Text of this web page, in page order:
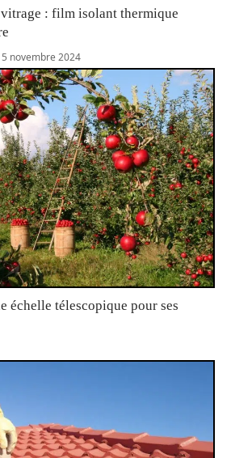
: film isolant thermique
novembre 2024
échelle télescopique pour ses